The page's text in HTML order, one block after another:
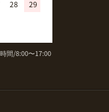
28
29
間/8:00〜17:00